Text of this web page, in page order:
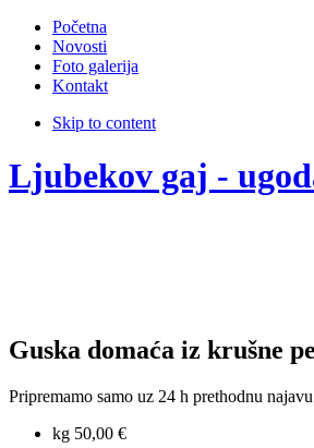
Početna
Novosti
Foto galerija
Kontakt
Skip to content
Ljubekov gaj -
Guska domaća iz krušne
Pripremamo samo uz 24 h prethodnu
kg 50,00 €